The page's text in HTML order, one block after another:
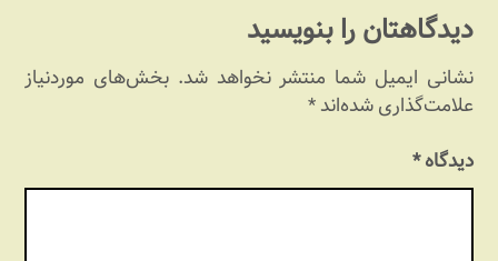
دیدگاهتان را بنویسید
نشانی ایمیل شما منتشر نخواهد شد. بخش‌های موردنیاز
علامت‌گذاری شده‌اند*
دیدگاه*